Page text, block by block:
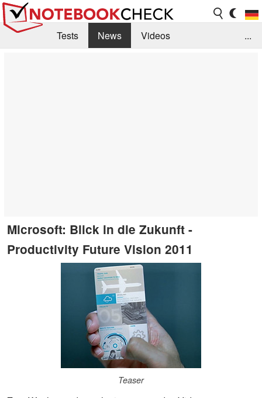
Tests News
Videos
...
Microsoft: Blick in die Zukunft -
Productivity Future Vision 2011
Teaser